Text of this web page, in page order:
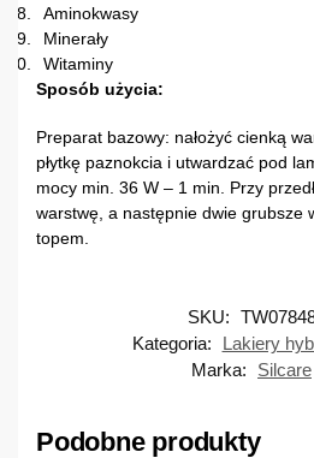
Aminokwasy
Minerały
Witaminy
Sposób użycia:
Preparat bazowy: nałożyć cienką
płytkę paznokcia i utwardzać pod
mocy min. 36 W – 1 min. Przy
warstwę, a następnie dwie grubsze
topem.
SKU:
Kategoria:
Lakiery
Marka:
Silcare
Podobne produkty